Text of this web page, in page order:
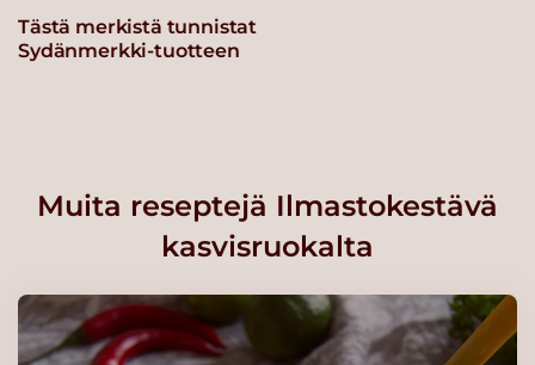
Tästä merkistä tunnistat
Sydänmerkki-tuotteen
Muita reseptejä Ilmastokestävä
kasvisruokalta